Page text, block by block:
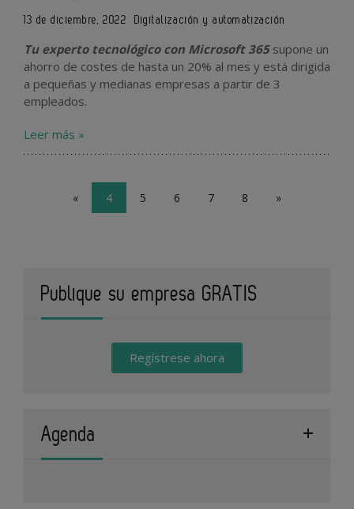
13 de diciembre, 2022 Digitalización y automatización
Tu experto tecnológico con Microsoft 365supone un
ahorro de costes de hasta un 20% al mes y está dirigida
a pequeñas y medianas empresas a partir de 3
empleados.
Leer más »
« 4 5 6 7 8 »
Publique su empresa GRATIS
Regístrese ahora
Agenda